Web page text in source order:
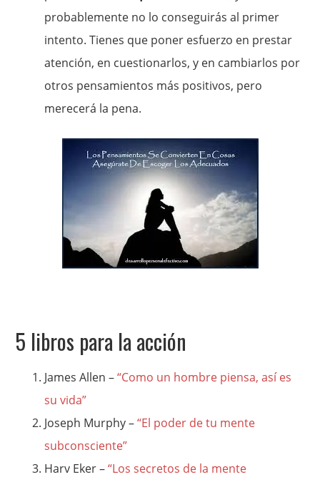
probablemente no lo conseguirás al primer
intento. Tienes que poner esfuerzo en prestar
atención, en cuestionarlos, y en cambiarlos por
otros pensamientos más positivos, pero
merecerá la pena.
5 libros para la acción
James Allen –“Como un hombre piensa, así es
su vida”
Joseph Murphy –“El poder de tu mente
subconsciente”
Harv Eker –“Los secretos de la mente